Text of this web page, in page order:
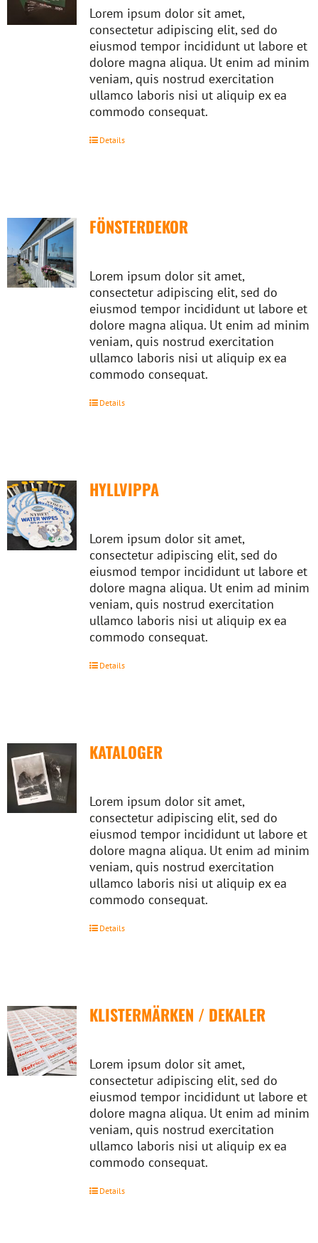
Lorem ipsum dolor sit amet,
consectetur adipiscing elit, sed do
eiusmod tempor incididunt ut labore et
dolore magna aliqua. Ut enim ad minim
veniam, quis nostrud exercitation
ullamco laboris nisi ut aliquip ex ea
commodo consequat.
Details
FÖNSTERDEKOR
Lorem ipsum dolor sit amet,
consectetur adipiscing elit, sed do
eiusmod tempor incididunt ut labore et
dolore magna aliqua. Ut enim ad minim
veniam, quis nostrud exercitation
ullamco laboris nisi ut aliquip ex ea
commodo consequat.
Details
HYLLVIPPA
Lorem ipsum dolor sit amet,
consectetur adipiscing elit, sed do
eiusmod tempor incididunt ut labore et
dolore magna aliqua. Ut enim ad minim
veniam, quis nostrud exercitation
ullamco laboris nisi ut aliquip ex ea
commodo consequat.
Details
KATALOGER
Lorem ipsum dolor sit amet,
consectetur adipiscing elit, sed do
eiusmod tempor incididunt ut labore et
dolore magna aliqua. Ut enim ad minim
veniam, quis nostrud exercitation
ullamco laboris nisi ut aliquip ex ea
commodo consequat.
Details
KLISTERMÄRKEN / DEKALER
Lorem ipsum dolor sit amet,
consectetur adipiscing elit, sed do
eiusmod tempor incididunt ut labore et
dolore magna aliqua. Ut enim ad minim
veniam, quis nostrud exercitation
ullamco laboris nisi ut aliquip ex ea
commodo consequat.
Details